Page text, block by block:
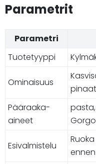
Parametrit
Parametri
Tuotetyyppi
Ominaisuus
Pääraaka-
aineet
Esivalmistelu